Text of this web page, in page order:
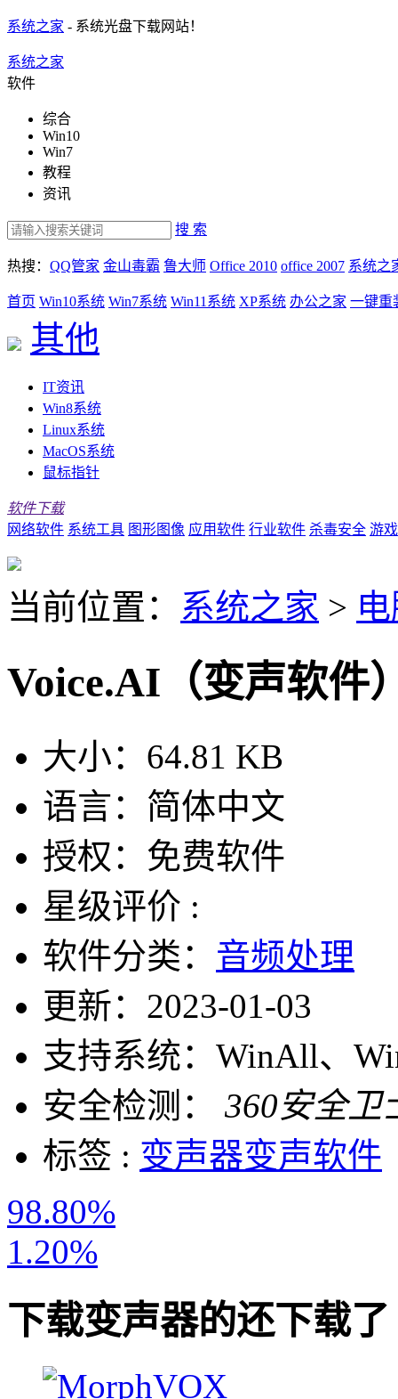
系统之家 - 系统光盘下载网站！
系统之家
软件
综合
Win10
Win7
教程
资讯
搜 索
热搜： QQ管家 金山毒霸 鲁大师 Office 2010 office 2007 系统之
首页 Win10系统 Win7系统 Win11系统 XP系统 办公之家 一键重
其他
IT资讯
Win8系统
Linux系统
MacOS系统
鼠标指针
软件下载
网络软件 系统工具 图形图像 应用软件 行业软件 杀毒安全 游
当前位置： 系统之家 >
Voice.AI（变声软件
大小： 64.81 KB
语言： 简体中文
授权： 免费软件
星级评价 :
软件分类： 音频处理
更新： 2023-01-03
支持系统： WinAll、
安全检测：
360安全卫
标签 : 变声器变声软件
98.80%
1.20%
下载变声器的还下载了